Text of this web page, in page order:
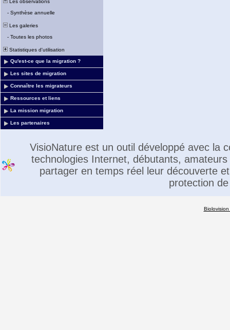
Les observations
- Synthèse annuelle
Les galeries
- Toutes les photos
Statistiques d'utilisation
Qu'est-ce que la migration ?
Les sites de migration
Connaître les migrateurs
Ressources et liens
La mission migration
Les partenaires
VisioNature est un outil développé avec la
technologies Internet, débutants,
partager en temps réel leur découverte
protection
Biolovision